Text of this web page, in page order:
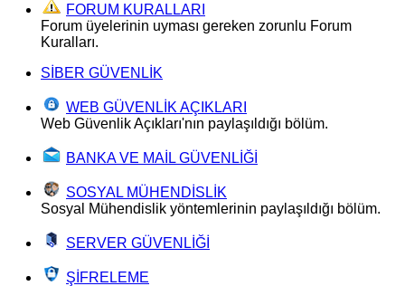
FORUM KURALLARI
Forum üyelerinin uyması gereken zorunlu Forum
Kuralları.
SİBER GÜVENLİK
WEB GÜVENLİK AÇIKLARI
Web Güvenlik Açıkları'nın paylaşıldığı bölüm.
BANKA VE MAİL GÜVENLİĞİ
SOSYAL MÜHENDİSLİK
Sosyal Mühendislik yöntemlerinin paylaşıldığı bölüm.
SERVER GÜVENLİĞİ
ŞİFRELEME